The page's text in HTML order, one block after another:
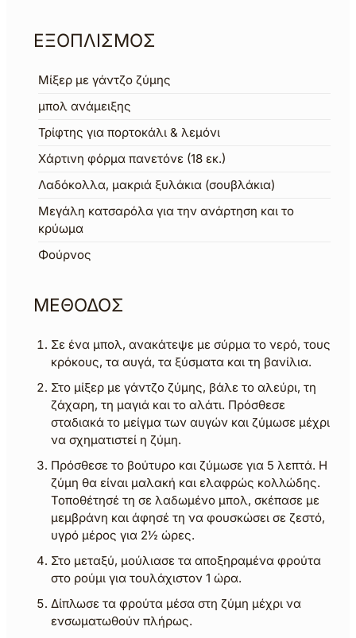
ΕΞΟΠΛΙΣΜΟΣ
Μίξερ με γάντζο ζύμης
μπολ ανάμειξης
Τρίφτης για πορτοκάλι & λεμόνι
Χάρτινη φόρμα πανετόνε (18 εκ.)
Λαδόκολλα, μακριά ξυλάκια (σουβλάκια)
Μεγάλη κατσαρόλα για την ανάρτηση και το
κρύωμα
Φούρνος
ΜΕΘΟΔΟΣ
Σε ένα μπολ, ανακάτεψε με σύρμα το νερό, τους
κρόκους, τα αυγά, τα ξύσματα και τη βανίλια.
Στο μίξερ με γάντζο ζύμης, βάλε το αλεύρι, τη
ζάχαρη, τη μαγιά και το αλάτι. Πρόσθεσε
σταδιακά το μείγμα των αυγών και ζύμωσε μέχρι
να σχηματιστεί η ζύμη.
Πρόσθεσε το βούτυρο και ζύμωσε για 5 λεπτά. Η
ζύμη θα είναι μαλακή και ελαφρώς κολλώδης.
Τοποθέτησέ τη σε λαδωμένο μπολ, σκέπασε με
μεμβράνη και άφησέ τη να φουσκώσει σε ζεστό,
υγρό μέρος για 2½ ώρες.
Στο μεταξύ, μούλιασε τα αποξηραμένα φρούτα
στο ρούμι για τουλάχιστον 1 ώρα.
Δίπλωσε τα φρούτα μέσα στη ζύμη μέχρι να
ενσωματωθούν πλήρως.